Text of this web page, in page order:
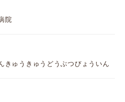
院
きゅうきゅうどうぶつびょういん